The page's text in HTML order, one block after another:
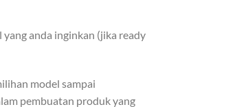
anda inginkan (jika ready
model sampai
pembuatan produk yang